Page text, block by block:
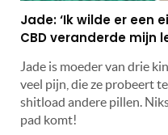
Jade: ‘Ik wilde er een
CBD veranderde mijn
Jade is moeder van drie
veel pijn, die ze probeert
shitload andere pillen.
pad komt!